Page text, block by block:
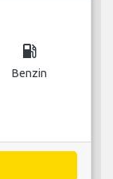
local_gas_station
Benzin